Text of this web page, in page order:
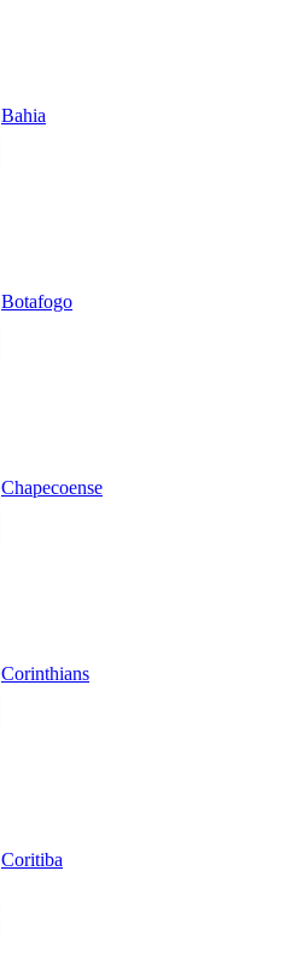
Bahia
Botafogo
Chapecoense
Corinthians
Coritiba